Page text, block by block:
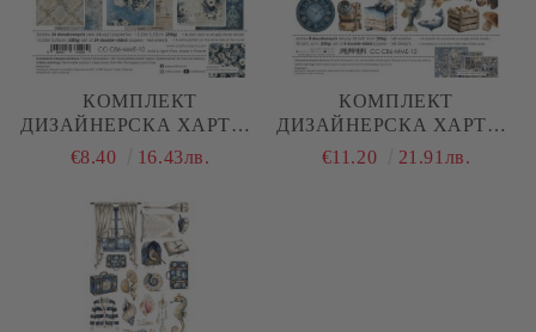
КОМПЛЕКТ
ДИЗАЙНЕРСКА ХАРТИЯ
- MR AND MRS
€8.40 16.43лв.
КОМПЛЕКТ
ДИЗАЙНЕРСКА ХАРТИЯ
- MR AND MRS
€11.20 21.91лв.